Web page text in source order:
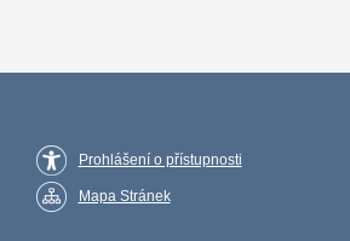
Prohlášení o přístupnosti
Mapa Stránek